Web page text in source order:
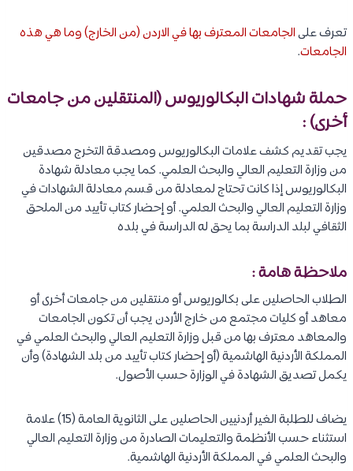
تعرف علىالجامعات المعترف بها في الاردن (من الخارج) وما هي هذه
الجامعات.
حملة شهادات البكالوريوس (المنتقلين من جامعات
أخرى) :
يجب تقديم كشف علامات البكالوريوس ومصدقة التخرج مصدقين
من وزارة التعليم العالي والبحث العلمي. كما يجب معادلة شهادة
البكالوريوس إذا كانت تحتاج لمعادلة من قسم معادلة الشهادات في
وزارة التعليم العالي والبحث العلمي. أو إحضار كتاب تأييد من الملحق
الثقافي لبلد الدراسة بما يحق له الدراسة في بلده
ملاحظة هامة :
الطلاب الحاصلين على بكالوريوس أو منتقلين من جامعات أخرى أو
معاهد أو كليات مجتمع من خارج الأردن يجب أن تكون الجامعات
والمعاهد معترف بها من قبل وزارة التعليم العالي والبحث العلمي في
المملكة الأردنية الهاشمية (أو إحضار كتاب تأييد من بلد الشهادة) وأن
يكمل تصديق الشهادة في الوزارة حسب الأصول.
يضاف للطلبة الغير أردنيين الحاصلين على الثانوية العامة (15) علامة
استثناء حسب الأنظمة والتعليمات الصادرة من وزارة التعليم العالي
والبحث العلمي في المملكة الأردنية الهاشمية.